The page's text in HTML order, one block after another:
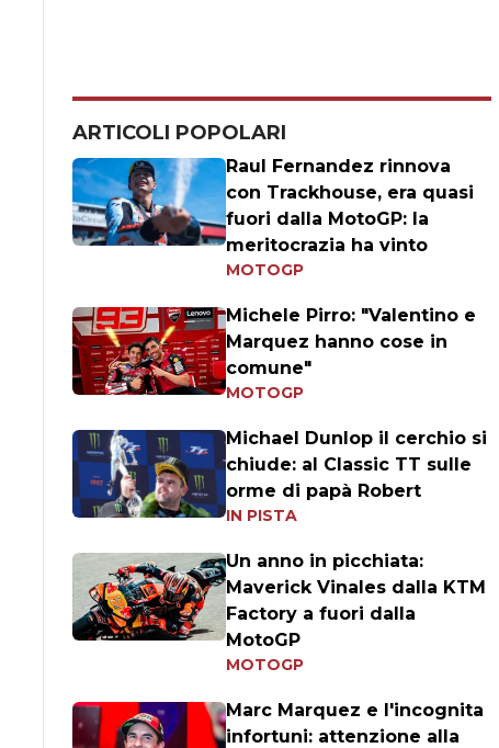
ARTICOLI POPOLARI
Raul Fernandez rinnova
con Trackhouse, era quasi
fuori dalla MotoGP: la
meritocrazia ha vinto
MOTOGP
Michele Pirro: "Valentino e
Marquez hanno cose in
comune"
MOTOGP
Michael Dunlop il cerchio si
chiude: al Classic TT sulle
orme di papà Robert
IN PISTA
Un anno in picchiata:
Maverick Vinales dalla KTM
Factory a fuori dalla
MotoGP
MOTOGP
Marc Marquez e l'incognita
infortuni: attenzione alla